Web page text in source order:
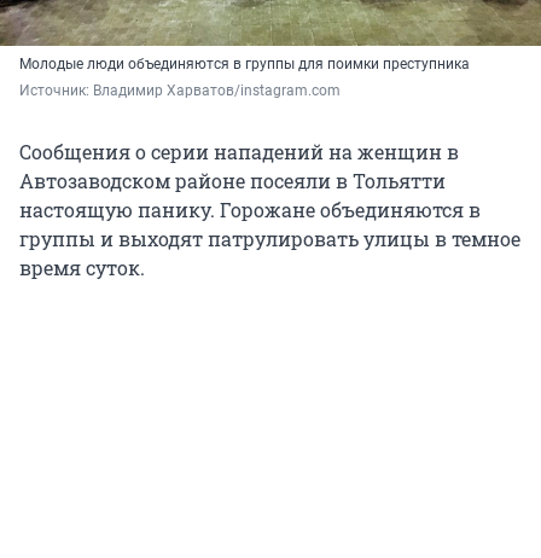
Молодые люди объединяются в группы для поимки преступника
Источник: Владимир Харватов/instagram.com
Сообщения о серии нападений на женщин в
Автозаводском районе посеяли в Тольятти
настоящую панику. Горожане объединяются в
группы и выходят патрулировать улицы в темное
время суток.